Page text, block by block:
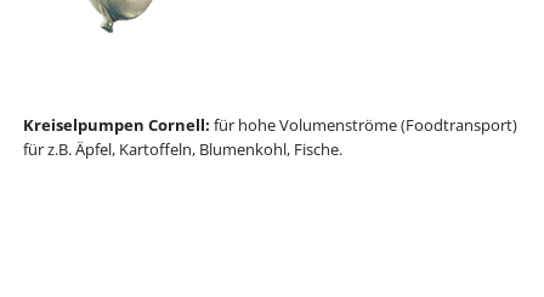
Kreiselpumpen Cornell: für hohe Volumenströme (Foodtransport)
für z.B. Äpfel, Kartoffeln, Blumenkohl, Fische.